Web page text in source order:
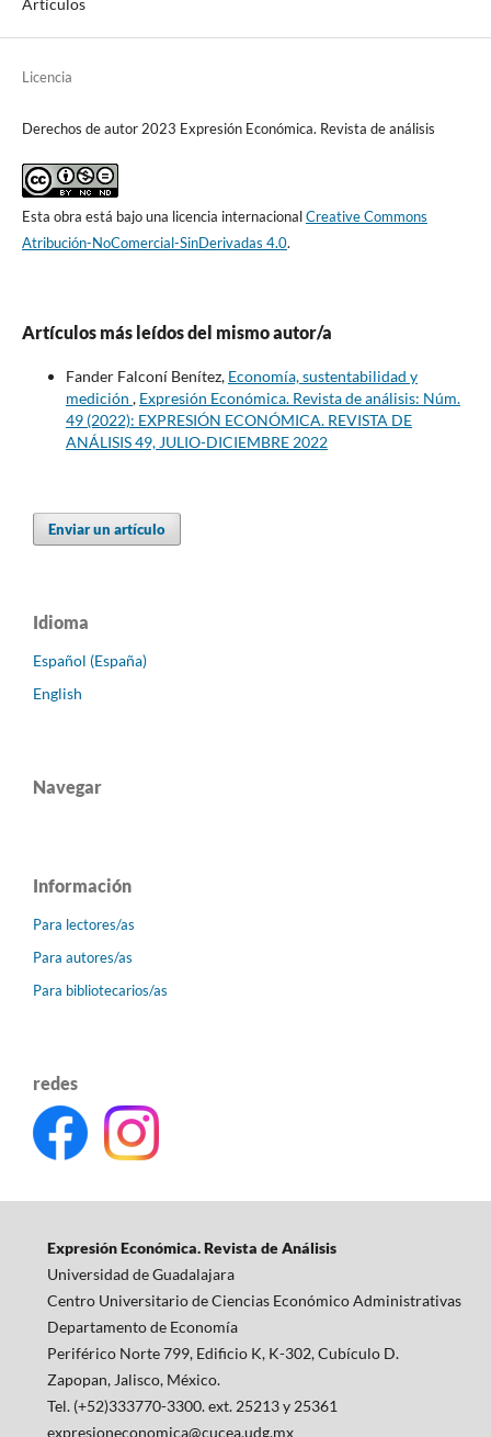
Artículos
Licencia
Derechos de autor 2023 Expresión Económica. Revista de análisis
Esta obra está bajo una licencia internacionalCreative Commons
Atribución-NoComercial-SinDerivadas 4.0.
Artículos más leídos del mismo autor/a
Fander Falconí Benítez, Economía, sustentabilidad y
medición , Expresión Económica. Revista de análisis: Núm.
49 (2022): EXPRESIÓN ECONÓMICA. REVISTA DE
ANÁLISIS 49, JULIO-DICIEMBRE 2022
Enviar un artículo
Idioma
Español (España)
English
Navegar
Información
Para lectores/as
Para autores/as
Para bibliotecarios/as
redes
Expresión Económica. Revista de Análisis
Universidad de Guadalajara
Centro Universitario de Ciencias Económico Administrativas
Departamento de Economía
Periférico Norte 799, Edificio K, K-302, Cubículo D.
Zapopan, Jalisco, México.
Tel. (+52)333770-3300. ext. 25213 y 25361
expresioneconomica@cucea.udg.mx